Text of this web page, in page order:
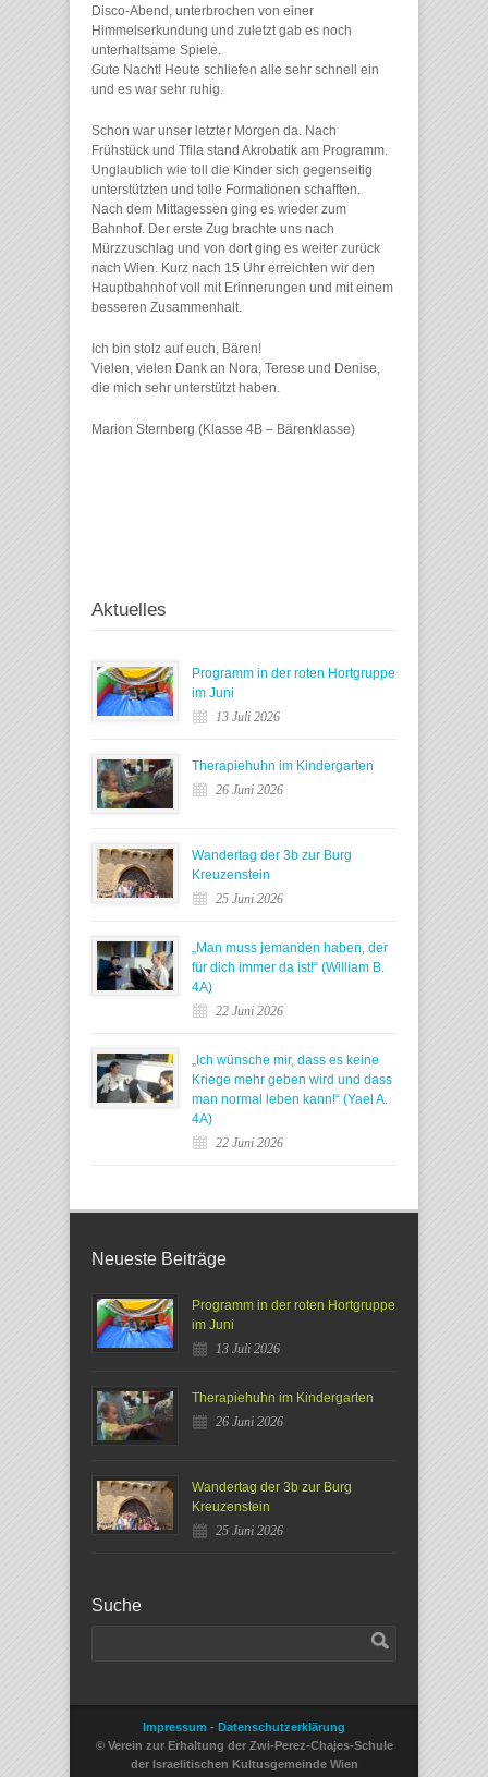
Disco-Abend, unterbrochen von einer
Himmelserkundung und zuletzt gab es noch
unterhaltsame Spiele.
Gute Nacht! Heute schliefen alle sehr schnell ein
und es war sehr ruhig.
Schon war unser letzter Morgen da. Nach
Frühstück und Tfila stand Akrobatik am Programm.
Unglaublich wie toll die Kinder sich gegenseitig
unterstützten und tolle Formationen schafften.
Nach dem Mittagessen ging es wieder zum
Bahnhof. Der erste Zug brachte uns nach
Mürzzuschlag und von dort ging es weiter zurück
nach Wien. Kurz nach 15 Uhr erreichten wir den
Hauptbahnhof voll mit Erinnerungen und mit einem
besseren Zusammenhalt.
Ich bin stolz auf euch, Bären!
Vielen, vielen Dank an Nora, Terese und Denise,
die mich sehr unterstützt haben.
Marion Sternberg (Klasse 4B – Bärenklasse)
Aktuelles
Programm in der roten Hortgruppe
im Juni
13 Juli 2026
Therapiehuhn im Kindergarten
26 Juni 2026
Wandertag der 3b zur Burg
Kreuzenstein
25 Juni 2026
„Man muss jemanden haben, der
für dich immer da ist!“ (William B.
4A)
22 Juni 2026
„Ich wünsche mir, dass es keine
Kriege mehr geben wird und dass
man normal leben kann!“ (Yael A.
4A)
22 Juni 2026
Neueste Beiträge
Programm in der roten Hortgruppe
im Juni
13 Juli 2026
Therapiehuhn im Kindergarten
26 Juni 2026
Wandertag der 3b zur Burg
Kreuzenstein
25 Juni 2026
Suche
Impressum - Datenschutzerklärung
© Verein zur Erhaltung der Zwi-Perez-Chajes-Schule
der Israelitischen Kultusgemeinde Wien